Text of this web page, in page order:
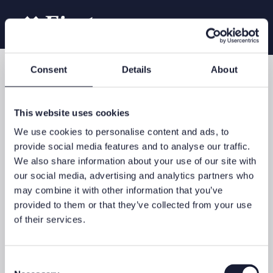
Consent Details About
This website uses cookies
We use cookies to personalise content and ads, to
provide social media features and to analyse our traffic.
We also share information about your use of our site with
our social media, advertising and analytics partners who
may combine it with other information that you’ve
provided to them or that they’ve collected from your use
of their services.
First Blog
27. Mai 2021 - Know-how
Vermögensstrukturierung über
Private Label Fonds